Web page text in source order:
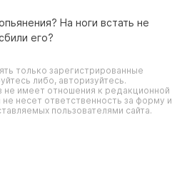
На ноги встать не
его?
только зарегистрированные
либо, авторизуйтесь.
имеет отношения к редакционной
несет ответственность за форму и
пользователями сайта.